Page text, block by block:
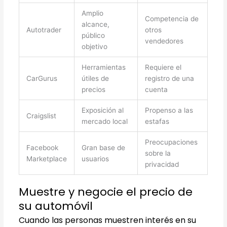
Autotrader
Amplio
alcance,
público
objetivo
Competencia de
otros
vendedores
CarGurus
Herramientas
útiles de
precios
Requiere el
registro de una
cuenta
Craigslist
Exposición al
mercado local
Propenso a las
estafas
Facebook
Marketplace
Gran base de
usuarios
Preocupaciones
sobre la
privacidad
Muestre y negocie el precio de
su automóvil
Cuando las personas muestren interés en su